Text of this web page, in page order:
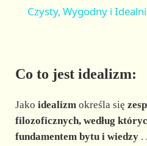
o
Czysty, Wygodny i
Co to jest idealizm:
Jako idealizmokreśla się
filozoficznych, według
fundamentem bytu i wiedzy.